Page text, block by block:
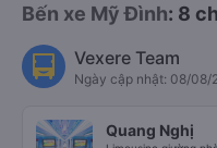
Bến xe Mỹ Đình: 8
Vexere Team
Ngày cập nhật: 08/08/
Quang Nghị